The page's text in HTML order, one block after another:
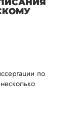
по
разделов,
оформление
Очень приятно это
Ответ от